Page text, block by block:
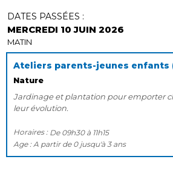
Ateliers parents-jeunes enfants
Nature
DATES PASSÉES :
MERCREDI 10 JUIN 2026
MATIN
Jardinage et plantation pour emporter
leur évolution.
Horaires : De 09h30 à 11h15
Age : A partir de 0 jusqu'à 3 ans